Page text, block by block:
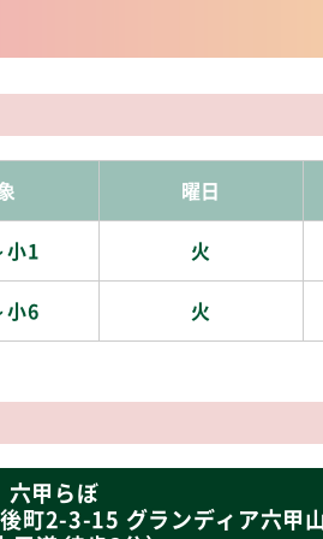
曜日
小1 火
小6 火
六甲らぼ
町2-3-15 グランディア六甲